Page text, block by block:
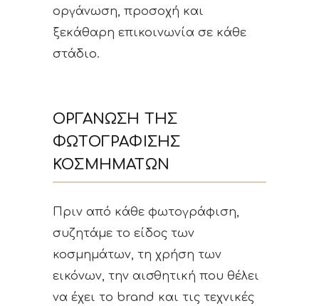
οργάνωση, προσοχή και
ξεκάθαρη επικοινωνία σε κάθε
στάδιο.
ΟΡΓΆΝΩΣΗ ΤΗΣ
ΦΩΤΟΓΡΆΦΙΣΗΣ
ΚΟΣΜΗΜΆΤΩΝ
Πριν από κάθε φωτογράφιση,
συζητάμε το είδος των
κοσμημάτων, τη χρήση των
εικόνων, την αισθητική που θέλει
να έχει το brand και τις τεχνικές